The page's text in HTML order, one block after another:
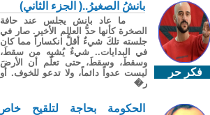
فكر حر
بانشُ الصغيرُ..( الجزء الثاني)
ما عاد بانش يجلس عند حافة
الصخرة كأنها حدُّ العالم الأخير. صار في
جلسته تلكَ شيءٌ أقلُّ انكساراً مما كان
في البدايات.. شيءٌ يُشبِه من سقطَ،
وسقطَ، وسقطَ، حتى تعلّم أن الأرضَ
ليست عدواً دائماً، ولا تدعو للخوف. أو
ر�
الحكومة بحاجة لتلقيح خاص